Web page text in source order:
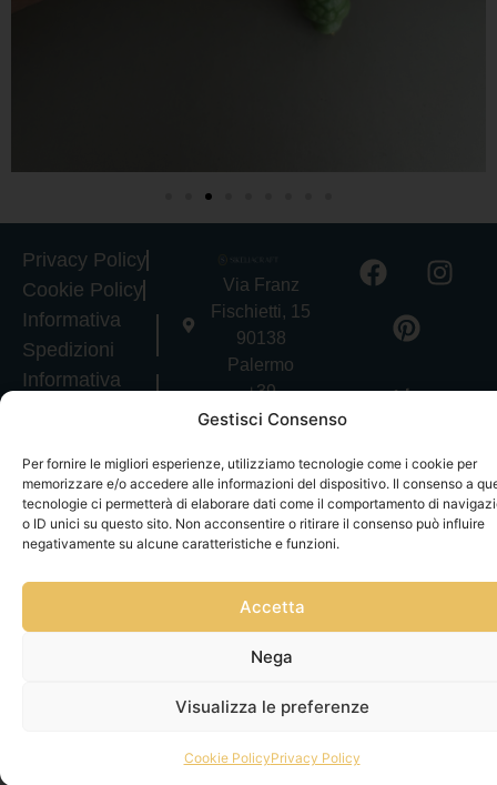
Gestisci Consenso
Per fornire le migliori esperienze, utilizziamo tecnologie come i cookie per
memorizzare e/o accedere alle informazioni del dispositivo. Il consenso a
tecnologie ci permetterà di elaborare dati come il comportamento di
o ID unici su questo sito. Non acconsentire o ritirare il consenso può influire
negativamente su alcune caratteristiche e funzioni.
Accetta
Nega
Visualizza le preferenze
Cookie PolicyPrivacy Policy
Privacy Policy
Cookie Policy
Informativa
Spedizioni
Informativa
Condizioni
Servizio Clienti
|Gestisci
consensi
Via Franz
Fischietti, 15
90138
Palermo
+39
3939546162
raft.com
+39
3757750152
P.IVA
07327320821
Copyright © Tutti
i diritti riservati